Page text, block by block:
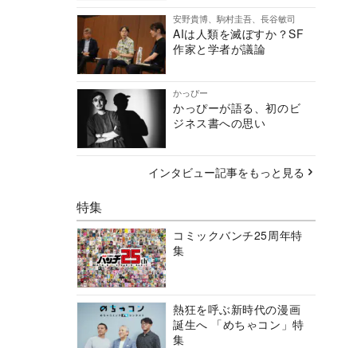
安野貴博、駒村圭吾、長谷敏司
AIは人類を滅ぼすか？SF
作家と学者が議論
かっぴー
かっぴーが語る、初のビ
ジネス書への思い
インタビュー記事をもっと見る
特集
コミックバンチ25周年特
集
熱狂を呼ぶ新時代の漫画
誕生へ 「めちゃコン」特
集